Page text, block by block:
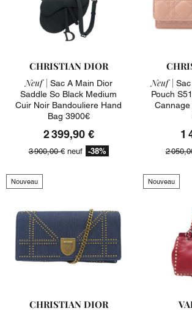
CHRISTIAN DIOR
Neuf | Sac A Main Dior
Saddle So Black Medium
Cuir Noir Bandouliere Hand
Bag 3900€
2 399,90 €
3 900,00 €neuf -38%
Neuf |
Pouch
1
2
Nouveau
CHRISTIAN DIOR
Nouveau